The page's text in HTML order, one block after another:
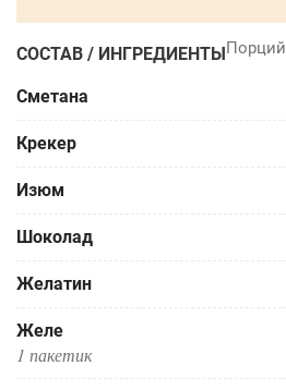
СОСТАВ / ИНГРЕДИЕНТЫ
Сметана
Крекер
Изюм
Шоколад
Желатин
Желе
1 пакетик